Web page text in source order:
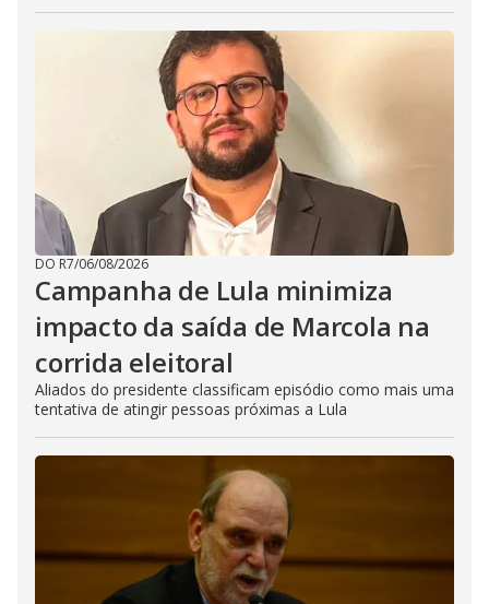
DO R7/06/08/2026
Campanha de Lula minimiza
impacto da saída de Marcola na
corrida eleitoral
Aliados do presidente classificam episódio como mais uma
tentativa de atingir pessoas próximas a Lula